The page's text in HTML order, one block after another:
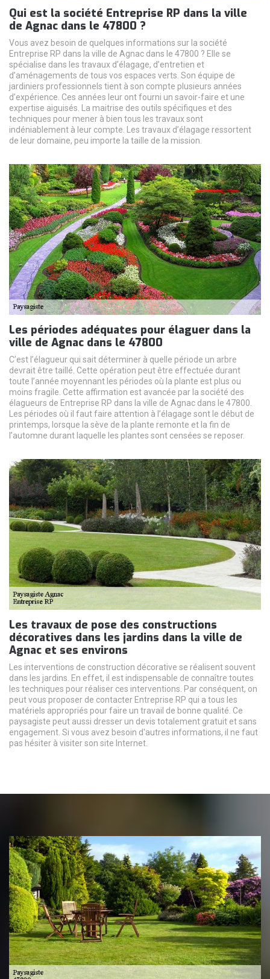
Qui est la société Entreprise RP dans la ville
de Agnac dans le 47800 ?
Vous avez besoin de quelques informations sur la société
Entreprise RP dans la ville de Agnac dans le 47800 ? Elle se
spécialise dans les travaux d’élagage, d’entretien et
d’aménagements de tous vos espaces verts. Son équipe de
jardiniers professionnels tient à son compte plusieurs années
d’expérience. Ces années leur ont fourni un savoir-faire et une
expertise aiguisés. La maitrise des outils spécifiques et des
techniques pour mener à bien tous les travaux sont
indéniablement à leur compte. Les travaux d’élagage ressortent
de leur domaine, peu importe la taille de la mission.
Les périodes adéquates pour élaguer dans la
ville de Agnac dans le 47800
C’est l’élagueur qui sait déterminer à quelle période un arbre
devrait être taillé. Cette opération peut être effectuée durant
toute l’année moyennant les périodes où la plante est plus ou
moins fragile. Cette affirmation est avancée par la société des
élagueurs de Entreprise RP dans la ville de Agnac dans le 47800.
Les périodes où il faut faire attention à l’élagage sont le début de
printemps, lorsque la sève de la plante remonte et la fin de
l’automne durant laquelle les plantes sont censées se reposer.
Les travaux de pose des constructions
décoratives dans les jardins dans la ville de
Agnac et ses environs
Les interventions de construction décorative se réalisent souvent
dans les jardins. En effet, il est indispensable de connaître toutes
les techniques pour réaliser ces interventions. Par conséquent, on
peut vous proposer de contacter Entreprise RP qui a tous les
matériels appropriés pour faire un travail de bonne qualité. Ce
paysagiste peut aussi dresser un devis totalement gratuit et sans
engagement. Si vous avez besoin d'autres informations, il ne faut
pas hésiter à visiter son site Internet.